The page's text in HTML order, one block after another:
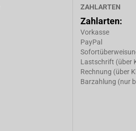
ZAHLARTEN
Zahlarten:
Vorkasse
PayPal
Lastschrift (über
Rechnung (über
Barzahlung (nur